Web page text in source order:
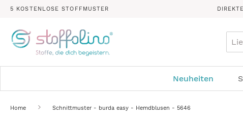
5 KOSTENLOSE STOFFMUSTER
Neuheiten
Home Schnittmuster - burda easy - Hemdblusen - 5646